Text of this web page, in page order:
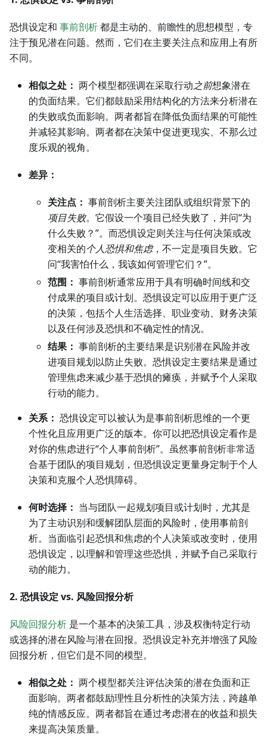
恐惧设定和 事前剖析都是主动的、前瞻性的思想模型，专
注于预见潜在问题。然而，它们在主要关注点和应用上有所
不同。
相似之处： 两个模型都强调在采取行动之前想象潜在
的负面结果。它们都鼓励采用结构化的方法来分析潜在
的失败或负面影响。两者都旨在降低负面结果的可能性
并减轻其影响。两者都在决策中促进更现实、不那么过
度乐观的视角。
差异：
关注点： 事前剖析主要关注团队或组织背景下的
项目失败。它假设一个项目已经失败了，并问“为
什么失败？”。而恐惧设定则关注与任何决策或改
变相关的个人恐惧和焦虑，不一定是项目失败。它
问“我害怕什么，我该如何管理它们？”。
范围： 事前剖析通常应用于具有明确时间线和交
付成果的项目或计划。恐惧设定可以应用于更广泛
的决策，包括个人生活选择、职业变动、财务决策
以及任何涉及恐惧和不确定性的情况。
结果： 事前剖析的主要结果是识别潜在风险并改
进项目规划以防止失败。恐惧设定主要结果是通过
管理焦虑来减少基于恐惧的瘫痪，并赋予个人采取
行动的能力。
关系： 恐惧设定可以被认为是事前剖析思维的一个更
个性化且应用更广泛的版本。你可以把恐惧设定看作是
对你的焦虑进行“个人事前剖析”。虽然事前剖析非常适
合基于团队的项目规划，但恐惧设定更量身定制于个人
决策和克服个人恐惧障碍。
何时选择： 当与团队一起规划项目或计划时，尤其是
为了主动识别和缓解团队层面的风险时，使用事前剖
析。当面临引起恐惧和焦虑的个人决策或改变时，使用
恐惧设定，以理解和管理这些恐惧，并赋予自己采取行
动的能力。
2. 恐惧设定 vs. 风险回报分析
风险回报分析 是一个基本的决策工具，涉及权衡特定行动
或选择的潜在风险与潜在回报。恐惧设定补充并增强了风险
回报分析，但它们是不同的模型。
相似之处： 两个模型都关注评估决策的潜在负面和正
面影响。两者都鼓励理性且分析性的决策方法，跨越单
纯的情感反应。两者都旨在通过考虑潜在的收益和损失
来提高决策质量。